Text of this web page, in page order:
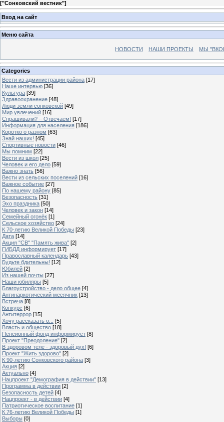
["Сонковский вестник"]
Вход на сайт
Меню сайта
НОВОСТИ НАШИ ПРОЕКТЫ МЫ
Categories
Вести из администрации района [17]
Наше интервью [36]
Культура [39]
Здравоохранение [48]
Люди земли сонковской [49]
Мир увлечений [16]
Спрашивали? – Отвечаем! [17]
Информация для населения [186]
Коротко о разном [63]
Знай наших! [45]
Спортивные новости [46]
Мы помним [22]
Вести из школ [25]
Человек и его дело [59]
Важно знать [56]
Вести из сельских поселений [16]
Важное событие [27]
По нашему району [85]
Безопасность [31]
Эхо праздника [50]
Человек и закон [14]
Семейный огонёк [1]
Сельское хозяйство [24]
К 70-летию Великой Победы [23]
Дата [14]
Акция "СВ" "Память жива" [2]
ГИБДД информирует [17]
Православный календарь [43]
Будьте бдительны! [12]
Юбилей [2]
Из нашей почты [27]
Наши юбиляры [5]
Благоустройство - дело общее [4]
Антинаркотический месячник [13]
Встреча [8]
Конкурс [6]
Антитеррор [15]
Хочу рассказать о...
[5]
Власть и общество [18]
Пенсионный фонд информирует [8]
Проект "Преодоление" [2]
В здоровом теле - здоровый дух! [6]
Проект "Жить здорово" [2]
К 90-летию Сонковского района [3]
Акция [2]
Актуально [4]
Нацпроект "Демография в действии" [13]
Программа в действии [2]
Безопасность детей [4]
Нацпроект - в действии [4]
Патриотическое воспитание [1]
К 76-летию Великой Победы [1]
Выборы [0]